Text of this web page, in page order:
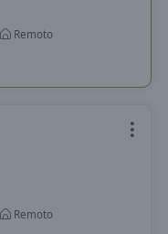
Remoto
Remoto